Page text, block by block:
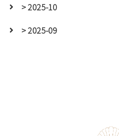
> 2025-10
> 2025-09